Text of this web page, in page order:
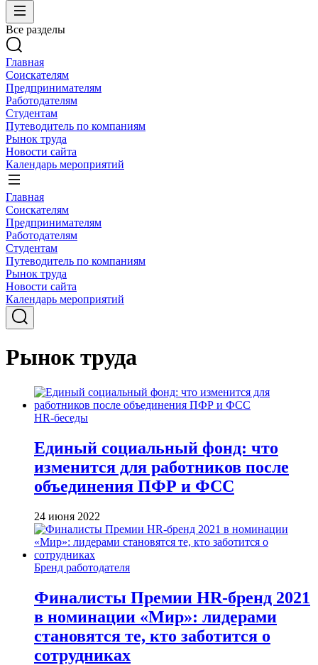
Все разделы
Главная
Соискателям
Предпринимателям
Работодателям
Студентам
Путеводитель по компаниям
Рынок труда
Новости сайта
Календарь мероприятий
Главная
Соискателям
Предпринимателям
Работодателям
Студентам
Путеводитель по компаниям
Рынок труда
Новости сайта
Календарь мероприятий
Рынок труда
HR-беседы
Единый социальный фонд: что
изменится для работников после
объединения ПФР и ФСС
24 июня 2022
Бренд работодателя
Финалисты Премии HR-бренд 2021
в номинации «Мир»: лидерами
становятся те, кто заботится о
сотрудниках